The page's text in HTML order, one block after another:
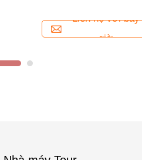
Liên hệ với bây
giờ